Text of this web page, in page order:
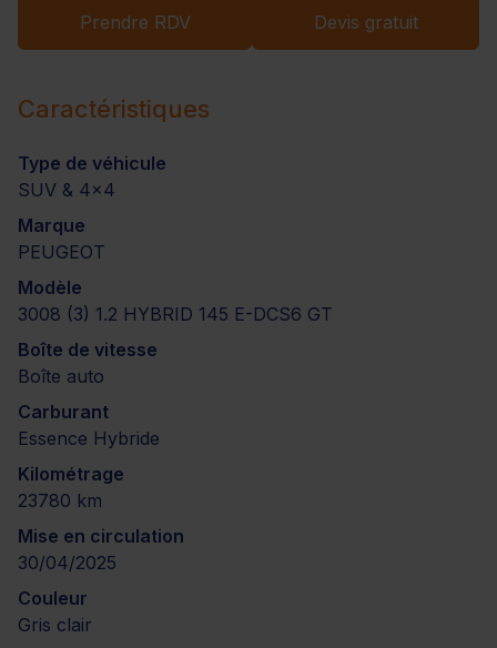
Prendre RDV Devis gratuit
Caractéristiques
Type de véhicule
SUV & 4x4
Marque
PEUGEOT
Modèle
3008 (3) 1.2 HYBRID 145 E-DCS6 GT
Boîte de vitesse
Boîte auto
Carburant
Essence Hybride
Kilométrage
23780 km
Mise en circulation
30/04/2025
Couleur
Gris clair